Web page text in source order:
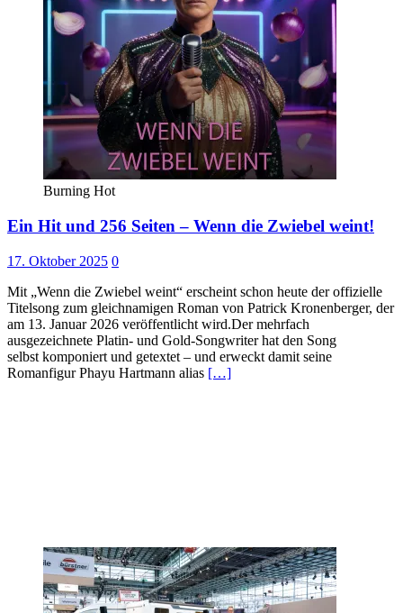
Burning Hot
Ein Hit und 256 Seiten – Wenn die Zwiebel weint!
17. Oktober 2025 0
Mit „Wenn die Zwiebel weint“ erscheint schon heute der offizielle
Titelsong zum gleichnamigen Roman von Patrick Kronenberger, der
am 13. Januar 2026 veröffentlicht wird.Der mehrfach
ausgezeichnete Platin- und Gold-Songwriter hat den Song
selbst komponiert und getextet – und erweckt damit seine
Romanfigur Phayu Hartmann alias […]